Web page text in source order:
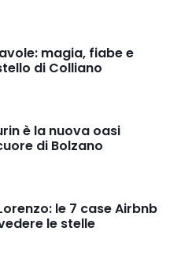
magia, fiabe e
di Colliano
è la nuova oasi
di Bolzano
le 7 case Airbnb
le stelle